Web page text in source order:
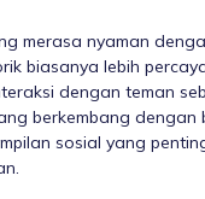
merasa nyaman
biasanya lebih
dengan teman
berkembang dengan
sosial yang